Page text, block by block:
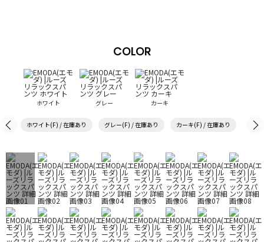
COLOR
ホワイト グレー カーキ
ホワイト(F) / 在庫あり グレー(F) / 在庫あり カーキ(F) / 在庫あり